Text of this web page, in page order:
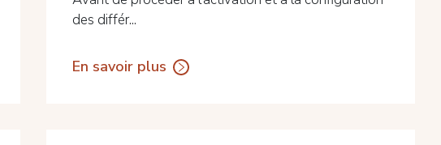
des différ...
En savoir plus